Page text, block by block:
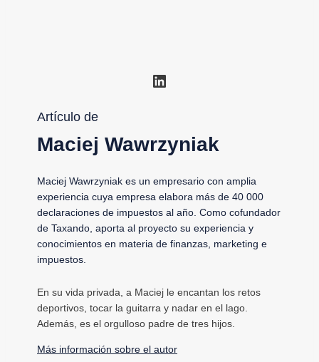
LinkedIn
Artículo de
Maciej Wawrzyniak
Maciej Wawrzyniak es un empresario con amplia
experiencia cuya empresa elabora más de 40 000
declaraciones de impuestos al año. Como cofundador
de Taxando, aporta al proyecto su experiencia y
conocimientos en materia de finanzas, marketing e
impuestos.
En su vida privada, a Maciej le encantan los retos
deportivos, tocar la guitarra y nadar en el lago.
Además, es el orgulloso padre de tres hijos.
Más información sobre el autor